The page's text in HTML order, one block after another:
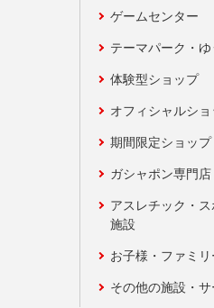
ゲームセンター
テーマパーク・
体験型ショップ
オフィシャルシ
期間限定ショップ
ガシャポン専門店
アスレチック・
施設
お子様・ファミ
その他の施設・サ